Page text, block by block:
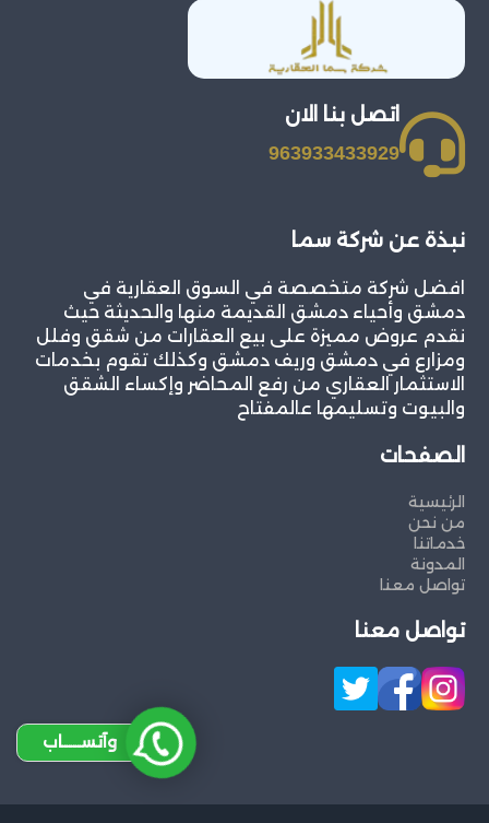
اتصل بنا الان
963933433929
نبذة عن شركة سما
افضل شركة متخصصة في السوق العقارية في
دمشق وأحياء دمشق القديمة منها والحديثة حيث
نقدم عروض مميزة على بيع العقارات من شقق وفلل
ومزارع في دمشق وريف دمشق وكذلك تقوم بخدمات
الاستثمار العقاري من رفع المحاضر وإكساء الشقق
والبيوت وتسليمها عالمفتاح
الصفحات
الرئيسية
من نحن
خدماتنا
المدونة
تواصل معنا
تواصل معنا
وآتســــاب